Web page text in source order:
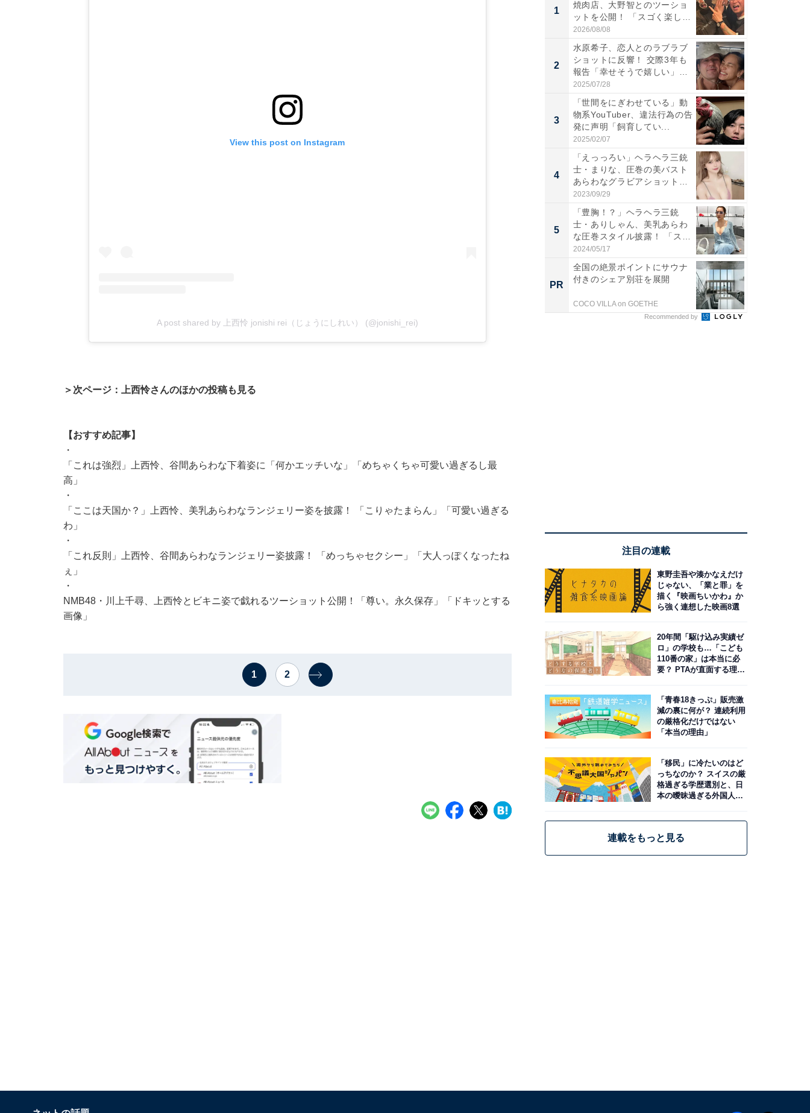
View this post on Instagram
A post shared by 上西怜 jonishi rei（じょうにしれい） (@jonishi_rei)
＞次ページ：上西怜さんのほかの投稿も見る
【おすすめ記事】
・
「これは強烈」上西怜、谷間あらわな下着姿に「何かエッチいな」「めちゃくちゃ可愛い過ぎるし最
高」
・
「ここは天国か？」上西怜、美乳あらわなランジェリー姿を披露！ 「こりゃたまらん」「可愛い過ぎる
わ」
・
「これ反則」上西怜、谷間あらわなランジェリー姿披露！ 「めっちゃセクシー」「大人っぽくなったね
ぇ」
・
NMB48・川上千尋、上西怜とビキニ姿で戯れるツーショット公開！「尊い。永久保存」「ドキッとする
画像」
1 2
1
焼肉店、大野智とのツーショ
ットを公開！ 「スゴく楽し
そ...
2026/08/08
2
水原希子、恋人とのラブラブ
ショットに反響！ 交際3年も
報告「幸せそうで嬉しい」
「...
2025/07/28
3
「世間をにぎわせている」動
物系YouTuber、違法行為の告
発に声明「飼育してい...
2025/02/07
4
「えっっろい」ヘラヘラ三銃
士・まりな、圧巻の美バスト
あらわなグラビアショット公
開...
2023/09/29
5
「豊胸！？」ヘラヘラ三銃
士・ありしゃん、美乳あらわ
な圧巻スタイル披露！ 「スタ
イ...
2024/05/17
PR
全国の絶景ポイントにサウナ
付きのシェア別荘を展開
COCO VILLA on GOETHE
Recommended by
注目の連載
東野圭吾や湊かなえだけ
じゃない、「業と罪」を
描く『映画ちいかわ』か
ら強く連想した映画8選
20年間「駆け込み実績ゼ
ロ」の学校も…「こども
110番の家」は本当に必
要？ PTAが直面する理想
「青春18きっぷ」販売激
減の裏に何が？ 連続利用
の厳格化だけではない
「本当の理由」
「移民」に冷たいのはど
っちなのか？ スイスの厳
格過ぎる学歴選別と、日
本の曖昧過ぎる外国人政
連載をもっと見る